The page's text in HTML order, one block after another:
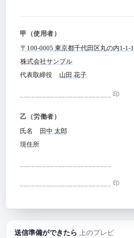
甲（使用者）
〒100-0005 東京都千代田区丸の内1-1-1
株式会社サンプル
代表取締役
山田 花子
________________________ 印
乙（労働者）
氏名
田中 太郎
現住所
________________________ 印
送信準備ができたら 上のプレビ